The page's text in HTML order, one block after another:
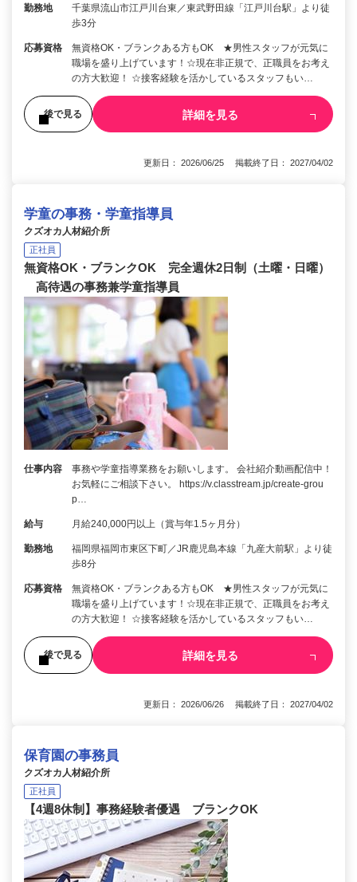
勤務地
千葉県流山市江戸川台東／東武野田線「江戸川台駅」より徒
歩3分
応募資格
無資格OK・ブランクある方もOK ★男性スタッフが元気に
職場を盛り上げています！☆現在非正規で、正職員をお考え
の方大歓迎！ ☆接客経験を活かしているスタッフもい…
後で見る 詳細を見る
更新日： 2026/06/25 掲載終了日： 2027/04/02
学童の事務・学童指導員
クズオカ人材紹介所
正社員
無資格OK・ブランクOK 完全週休2日制（土曜・日曜）
高待遇の事務兼学童指導員
仕事内容
事務や学童指導業務をお願いします。 会社紹介動画配信中！
お気軽にご相談下さい。 https://v.classtream.jp/create-grou
p…
給与 月給240,000円以上（賞与年1.5ヶ月分）
勤務地
福岡県福岡市東区下町／JR鹿児島本線「九産大前駅」より徒
歩8分
応募資格
無資格OK・ブランクある方もOK ★男性スタッフが元気に
職場を盛り上げています！☆現在非正規で、正職員をお考え
の方大歓迎！ ☆接客経験を活かしているスタッフもい…
後で見る 詳細を見る
更新日： 2026/06/26 掲載終了日： 2027/04/02
保育園の事務員
クズオカ人材紹介所
正社員
【4週8休制】事務経験者優遇 ブランクOK